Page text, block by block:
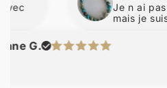
Je n ai pas
mais je suis très